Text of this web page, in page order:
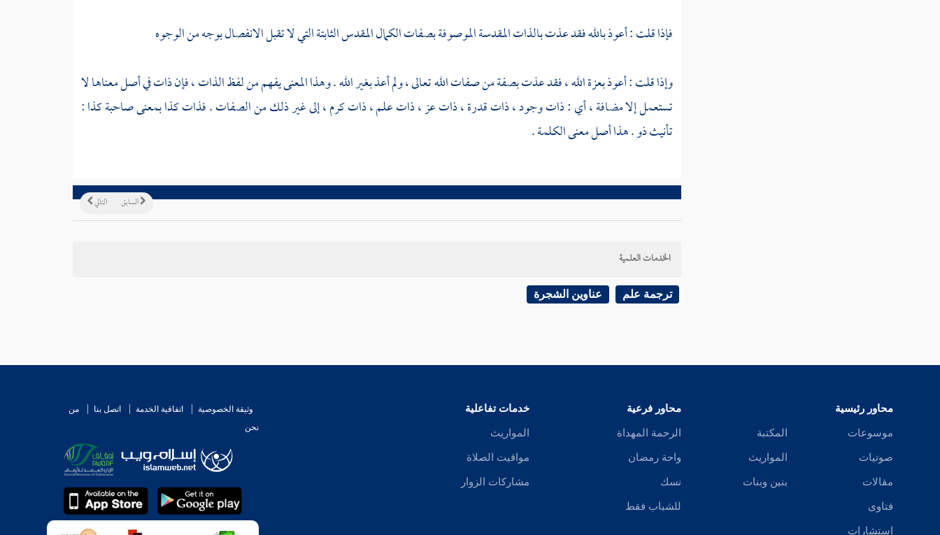
الإسراء والمعراج له صلى الله عليه وسلم
باليقظة
ذكر الحوض
الميثاق الذي أخذه الله من آدم وذريته
فإذا قلت : أعوذ بالله فقد عذت بالذات المقدسة الموصوفة بصفات الكمال المقدس الثابتة التي لا تقبل الانفصال بوجه من الوجوه
وإذا قلت : أعوذ بعزة الله ، فقد عذت بصفة من صفات الله تعالى ، ولم أعذ بغير الله . وهذا المعنى يفهم من لفظ الذات ، فإن ذات في أصل معناها لا
تستعمل إلا مضافة ، أي : ذات وجود ، ذات قدرة ، ذات عز ، ذات علم ، ذات كرم ، إلى غير ذلك من الصفات . فذات كذا بمعنى صاحبة كذا :
تأنيث ذو . هذا أصل معنى الكلمة .
التالي السابق
الخدمات العلمية
ترجمة علم عناوين الشجرة
محاور رئيسية
موسوعات
صوتيات
مقالات
فتاوى
استشارات
المكتبة
المواريث
بنين وبنات
محاور فرعية
الرحمة المهداة
واحة رمضان
نسك
للشباب فقط
خدمات تفاعلية
المواريث
مواقيت الصلاة
مشاركات الزوار
وثيقة الخصوصية اتفاقية الخدمة اتصل بنا
من
نحن